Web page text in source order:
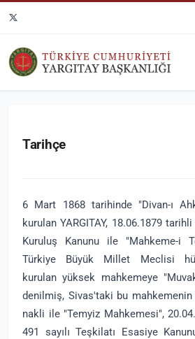
Tarihçe
6 Mart 1868 tarihinde "Divan-ı
kurulan YARGITAY, 18.06.1879
Kuruluş Kanunu ile "Mahkeme-i
Türkiye Büyük Millet Meclisi
kurulan yüksek mahkemeye
denilmiş, Sivas'taki bu mahkemenin
nakli ile "Temyiz Mahkemesi",
491 sayılı Teşkilatı Esasiye